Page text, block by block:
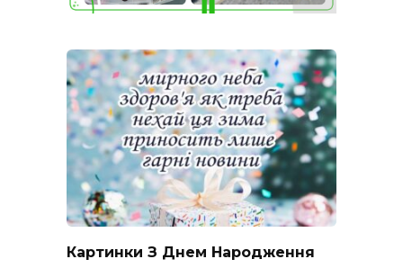
Картинки З Днем Народження